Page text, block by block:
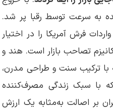
به سرعت توسط رقبا پر شد.
درصد بازار واردات فرش آمریکا را در اختیار
تصاحب بازار است. هند و
با ترکیب سنت و طراحی مدرن،
با سبک زندگی مصرف‌کننده
بر اصالت به‌مثابه یک ارزش